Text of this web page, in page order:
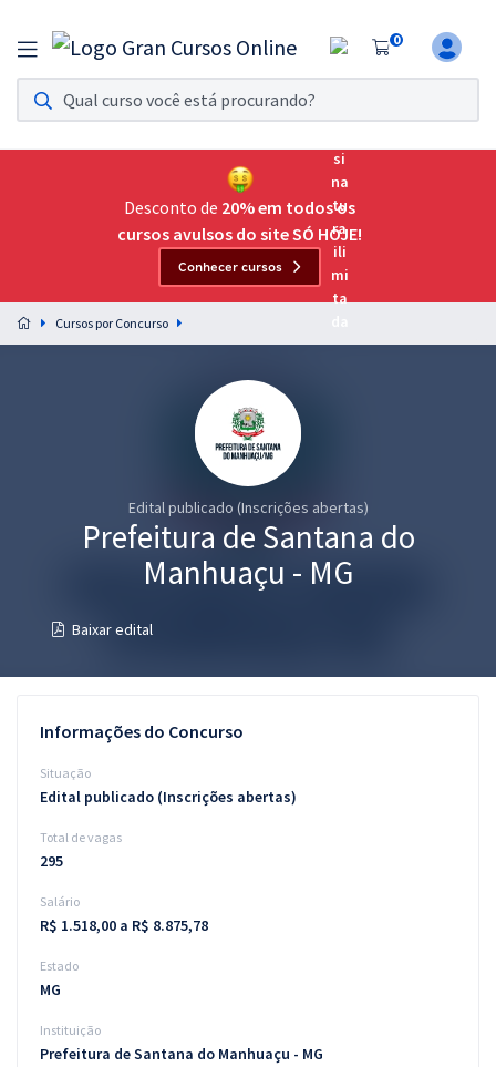
0
Assinatura Ilimitada 11
Acesso a todos os cursos. Teste grátis por 7 dias!
Assinatura OAB Até Passar
Acesso ilimitado a toda preparação para o Exame da
Preparação completa e intensiva para as principais
residências em saúde do Brasil
Questões grátis
Conteúdo gratuito
Aprovados
Atendimento
Desconto de 20% em todos os
cursos avulsos do site SÓ HOJE!
Conhecer cursos
Cursos por Concurso
Edital publicado (Inscrições abertas)
Prefeitura de Santana do
Manhuaçu - MG
Baixar edital
Informações do Concurso
Situação
Edital publicado (Inscrições abertas)
Total de vagas
295
Salário
R$ 1.518,00 a R$ 8.875,78
Estado
MG
Instituição
Prefeitura de Santana do Manhuaçu - MG